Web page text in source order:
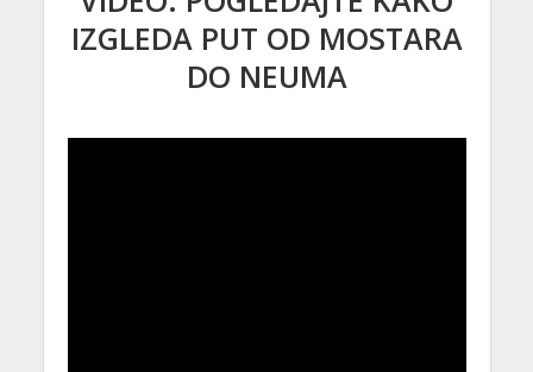
IZGLEDA PUT OD MOSTARA
DO NEUMA